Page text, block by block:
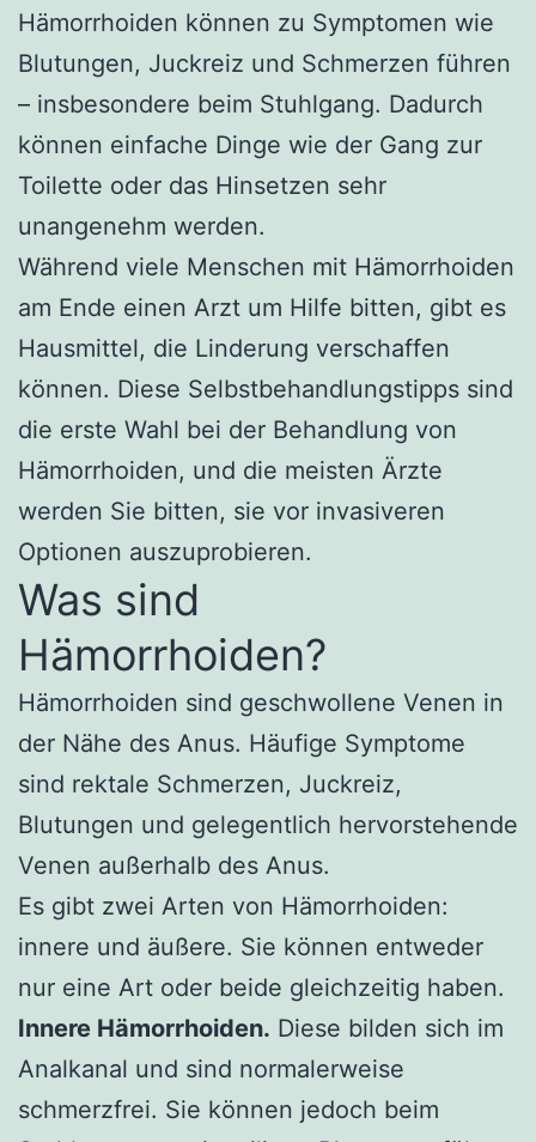
Hämorrhoiden können zu Symptomen wie
Blutungen, Juckreiz und Schmerzen führen
– insbesondere beim Stuhlgang. Dadurch
können einfache Dinge wie der Gang zur
Toilette oder das Hinsetzen sehr
unangenehm werden.
Während viele Menschen mit Hämorrhoiden
am Ende einen Arzt um Hilfe bitten, gibt es
Hausmittel, die Linderung verschaffen
können. Diese Selbstbehandlungstipps sind
die erste Wahl bei der Behandlung von
Hämorrhoiden, und die meisten Ärzte
werden Sie bitten, sie vor invasiveren
Optionen auszuprobieren.
Was sind
Hämorrhoiden?
Hämorrhoiden sind geschwollene Venen in
der Nähe des Anus. Häufige Symptome
sind rektale Schmerzen, Juckreiz,
Blutungen und gelegentlich hervorstehende
Venen außerhalb des Anus.
Es gibt zwei Arten von Hämorrhoiden:
innere und äußere. Sie können entweder
nur eine Art oder beide gleichzeitig haben.
Innere Hämorrhoiden. Diese bilden sich im
Analkanal und sind normalerweise
schmerzfrei. Sie können jedoch beim